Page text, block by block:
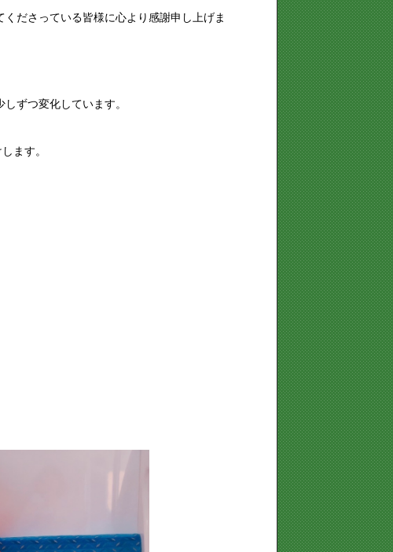
ださっている皆様に心より感謝申し上げま
ずつ変化しています。
ます。